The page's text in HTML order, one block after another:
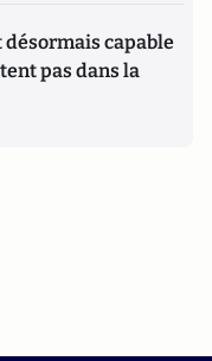
désormais capable
pas dans la